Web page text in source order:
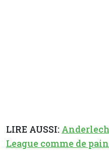
LIRE AUSSI:
League comme de